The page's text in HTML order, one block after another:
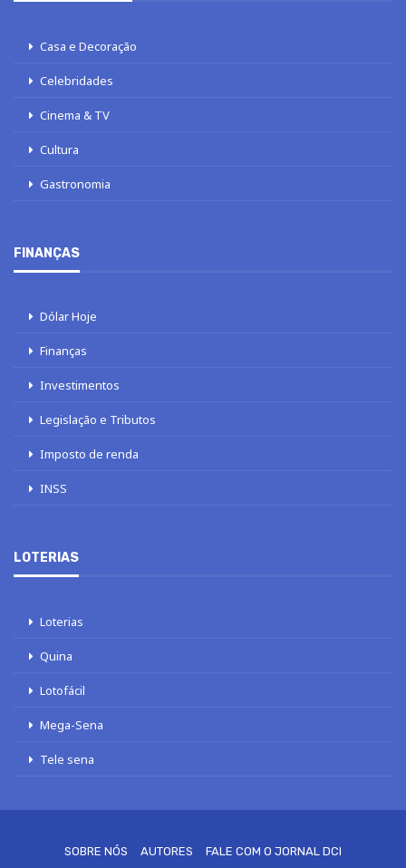
Casa e Decoração
Celebridades
Cinema & TV
Cultura
Gastronomia
FINANÇAS
Dólar Hoje
Finanças
Investimentos
Legislação e Tributos
Imposto de renda
INSS
LOTERIAS
Loterias
Quina
Lotofácil
Mega-Sena
Tele sena
SOBRE NÓS AUTORES
FALE COM O JORNAL DCI